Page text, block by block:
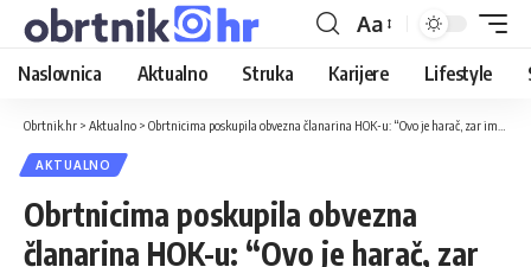
Aa
Naslovnica Aktualno Struka Karijere Lifestyle
Obrtnik.hr > Aktualno > Obrtnicima poskupila obvezna članarina HOK-u: “Ovo je harač, zar im nije dosta?!”
AKTUALNO
Obrtnicima poskupila obvezna
članarina HOK-u: “Ovo je harač, zar